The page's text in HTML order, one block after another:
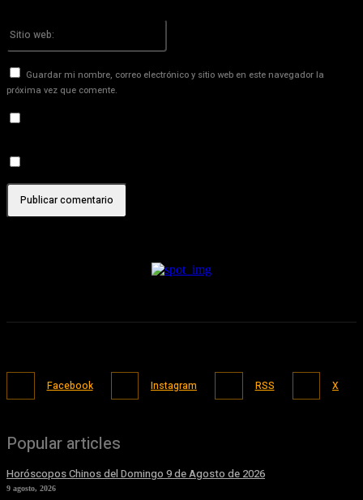
Sitio
Guardar mi nombre, correo electrónico y sitio web en este navegador la
próxima vez que comente.
Facebook Instagram RSS X
Popular articles
Horóscopos Chinos del Domingo 9 de Agosto de 2026
9 agosto, 2026